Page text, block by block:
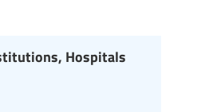
Hospitals